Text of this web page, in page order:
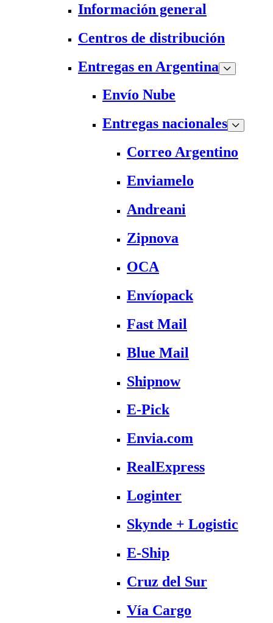
Información general
Centros de distribución
Entregas en Argentina
Envío Nube
Entregas nacionales
Correo Argentino
Enviamelo
Andreani
Zipnova
OCA
Envíopack
Fast Mail
Blue Mail
Shipnow
E-Pick
Envia.com
RealExpress
Loginter
Skynde + Logistic
E-Ship
Cruz del Sur
Vía Cargo